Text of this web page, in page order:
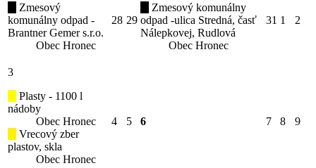
Zmesový
komunálny odpad -
Brantner Gemer s.r.o.
Obec Hronec
28 29
Zmesový komunálny
odpad -ulica Stredná, časť
Nálepkovej, Rudlová
Obec Hronec
31 1 2
3
Plasty - 1100 l
nádoby
Obec Hronec
Vrecový zber
plastov, skla
Obec Hronec
4 5 6 7 8 9